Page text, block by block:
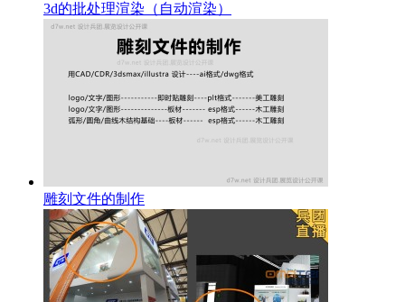
3d的批处理渲染（自动渲染）
雕刻文件的制作